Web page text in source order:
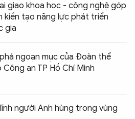
giao khoa học - công nghệ góp
kiến tạo năng lực phát triển
gia
ngoạn mục của Đoàn thể
Công an TP Hồ Chí Minh
người Anh hùng trong vùng